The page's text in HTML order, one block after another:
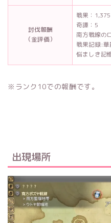
討伐報酬
（金評価）
戦果：1,375
奇譚：5
南方戦線の
戦果記録:華
悩ましき記
※ランク10での報酬です。
出現場所